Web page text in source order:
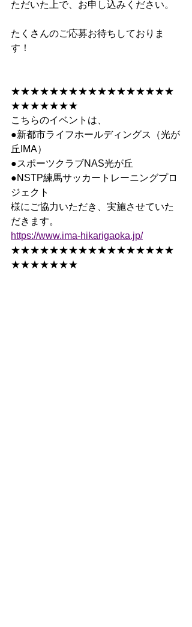
ただいた上で、お申し込みください。
たくさんのご応募お待ちしておりま
す！
★★★★★★★★★★★★★★★★★
★★★★★★★
こちらのイベントは、
●新都市ライフホールディングス（光が
丘IMA）
●スポーツクラブNAS光が丘
●NSTP練馬サッカートレーニングプロ
ジェクト
様にご協力いただき、実施させていた
だきます。
https://www.ima-hikarigaoka.jp/
★★★★★★★★★★★★★★★★★
★★★★★★★